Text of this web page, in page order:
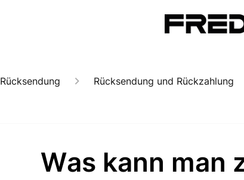
Rücksendung Rücksendung und Rückzahlung
Was kann man